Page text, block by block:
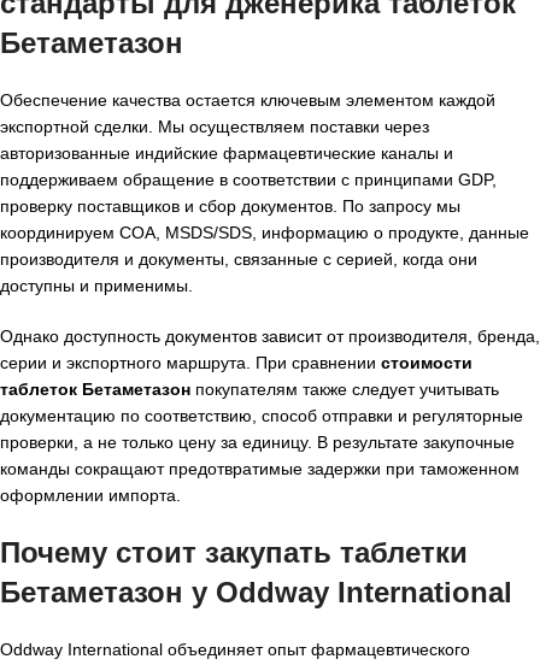
Бетаметазон
Обеспечение качества остается ключевым элементом каждой
экспортной сделки. Мы осуществляем поставки через
авторизованные индийские фармацевтические каналы и
поддерживаем обращение в соответствии с принципами GDP,
проверку поставщиков и сбор документов. По запросу мы
координируем COA, MSDS/SDS, информацию о продукте, данные
производителя и документы, связанные с серией, когда они
доступны и применимы.
Однако доступность документов зависит от производителя, бренда,
серии и экспортного маршрута. При сравнении стоимости
таблеток Бетаметазон покупателям также следует учитывать
документацию по соответствию, способ отправки и регуляторные
проверки, а не только цену за единицу. В результате закупочные
команды сокращают предотвратимые задержки при таможенном
оформлении импорта.
Почему стоит закупать таблетки
Бетаметазон у Oddway International
Oddway International объединяет опыт фармацевтического